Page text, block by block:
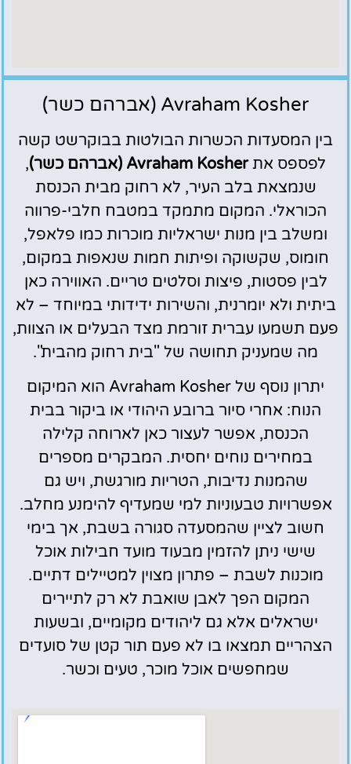
Avraham Kosher (אברהם כשר)
בין המסעדות הכשרות הבולטות בבוקרשט קשה
לפספס אתAvraham Kosher (אברהם כשר)
,
שנמצאת בלב העיר, לא רחוק מבית הכנסת
הכוראלי. המקום מתמקד במטבח חלבי-פרווה
ומשלב בין מנות ישראליות מוכרות כמו פלאפל,
חומוס, שקשוקה ופיתות חמות שנאפות במקום,
לבין פסטות, פיצות וסלטים טריים. האווירה כאן
ביתית ולא יומרנית, והשירות ידידותי במיוחד – לא
פעם תשמעו עברית זורמת מצד הבעלים או הצוות,
מה שמעניק תחושה של "בית רחוק מהבית".
יתרון נוסף של Avraham Kosher הוא המיקום
הנוח: אחרי סיור ברובע היהודי או ביקור בבית
הכנסת, אפשר לעצור כאן לארוחה קלילה
במחירים נוחים יחסית. המבקרים מספרים
שהמנות נדיבות, הטריות מורגשת, ויש גם
אפשרויות טבעוניות למי שמעדיף להימנע מחלב.
חשוב לציין שהמסעדה סגורה בשבת, אך בימי
שישי ניתן להזמין מבעוד מועד חבילות אוכל
מוכנות לשבת – פתרון מצוין למטיילים דתיים.
המקום הפך לאבן שואבת לא רק לתיירים
ישראלים אלא גם ליהודים מקומיים, ובשעות
הצהריים תמצאו בו לא פעם תור קטן של סועדים
שמחפשים אוכל מוכר, טעים וכשר.